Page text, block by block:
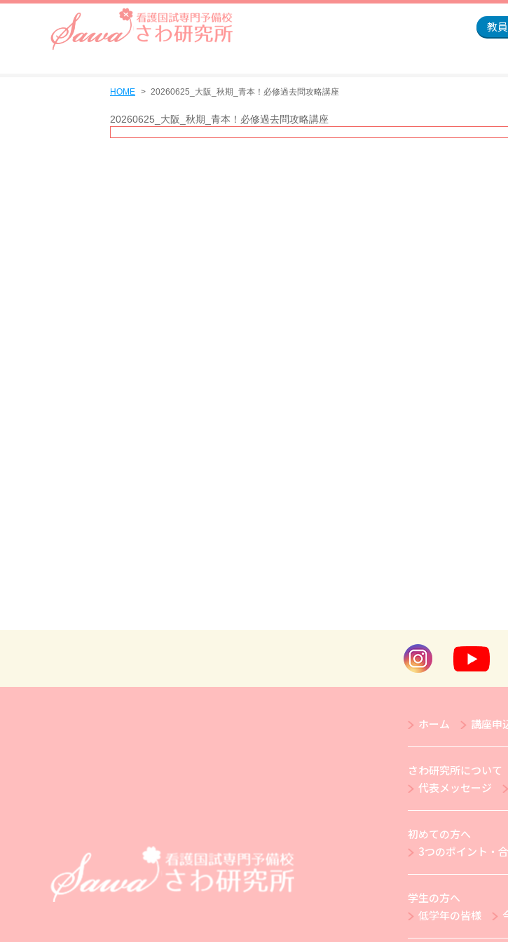
教
HOME 20260625_大阪_秋期_青本！必修過去問攻略講座
20260625_大阪_秋期_青本！必修過去問攻略講座
ホーム 講座申
さわ研究所について
代表メッセージ
初めての方へ
3つのポイント・
学生の方へ
低学年の皆様